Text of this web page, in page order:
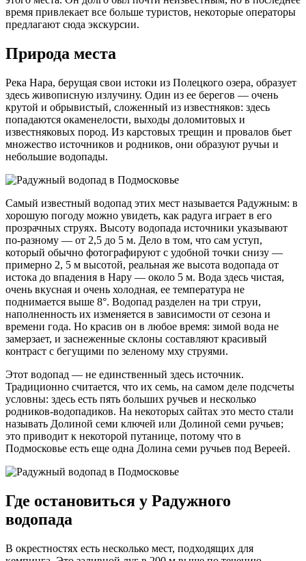
время привлекает все больше туристов, некоторые операторы
предлагают сюда экскурсии.
Природа места
Река Нара, берущая свои истоки из Полецкого озера, образует
здесь живописную излучину. Один из ее берегов — очень
крутой и обрывистый, сложенный из известняков: здесь
попадаются окаменелости, выходы доломитовых и
известняковых пород. Из карстовых трещин и провалов бьет
множество источников и родников, они образуют ручьи и
небольшие водопады.
Самый известный водопад этих мест называется Радужным: в
хорошую погоду можно увидеть, как радуга играет в его
прозрачных струях. Высоту водопада источники указывают
по-разному — от 2,5 до 5 м. Дело в том, что сам уступ,
который обычно фотографируют с удобной точки снизу —
примерно 2, 5 м высотой, реальная же высота водопада от
истока до впадения в Нару — около 5 м. Вода здесь чистая,
очень вкусная и очень холодная, ее температура не
поднимается выше 8°. Водопад разделен на три струи,
наполненность их изменяется в зависимости от сезона и
времени года. Но красив он в любое время: зимой вода не
замерзает, и заснеженные склоны составляют красивый
контраст с бегущими по зеленому мху струями.
Этот водопад — не единственный здесь источник.
Традиционно считается, что их семь, на самом деле подсчеты
условны: здесь есть пять больших ручьев и несколько
родников-водопадиков. На некоторых сайтах это место стали
называть Долиной семи ключей или Долиной семи ручьев;
это приводит к некоторой путанице, потому что в
Подмосковье есть еще одна Долина семи ручьев под Вереей.
Где остановиться у Радужного
водопада
В окрестностях есть несколько мест, подходящих для